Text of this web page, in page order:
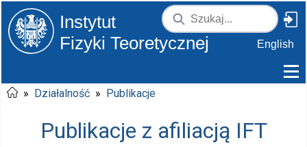
Instytut
Fizyki Teoretycznej
English
» Działalność » Publikacje
Publikacje z afiliacją IFT